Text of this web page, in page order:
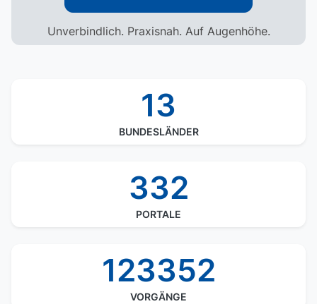
Unverbindlich. Praxisnah. Auf Augenhöhe.
13
BUNDESLÄNDER
332
PORTALE
123352
VORGÄNGE